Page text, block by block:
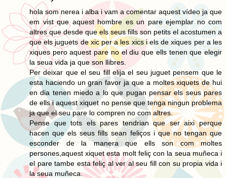
hola som nerea i alba i vam a comentar aquest vídeo ja que
em vist que aquest hombre es un pare ejemplar no com
altres que desde que els seus fills son petits el acostumen a
que els juguets de xic per a les xics i els de xiques per a les
xiques pero aquest pare no el diu que ells tenen que elegir
la seua vida ja que son llibres.
Per deixar que el seu fill elija el seu juguet pensem que le
esta haciendo un gran favor ja que a moltes xiquets de hui
en dia tenen miedo a lo que pugan pensar els seus pares
de ells i aquest xiquet no pense que tenga ningun problema
ja que el seu pare lo compren no com altres.
Pense que tots els pares tendrian que ser aixi perque
hacen que els seus fills sean feliços i que no tengan que
esconder de la manera que ells son com moltes
persones,aquest xiquet esta molt feliç con la seua muñeca i
el pare tambe esta feliç al ver al seu fill con su propia vida i
la seua muñeca.